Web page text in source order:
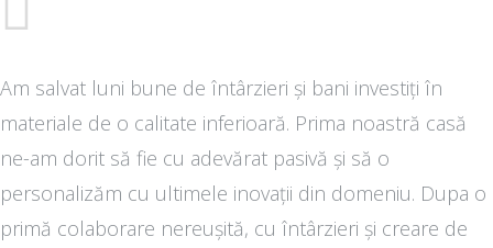
Am salvat luni bune de întârzieri și bani investiți în
materiale de o calitate inferioară. Prima noastră casă
ne-am dorit să fie cu adevărat pasivă și să o
personalizăm cu ultimele inovații din domeniu. Dupa o
primă colaborare nereușită, cu întârzieri și creare de